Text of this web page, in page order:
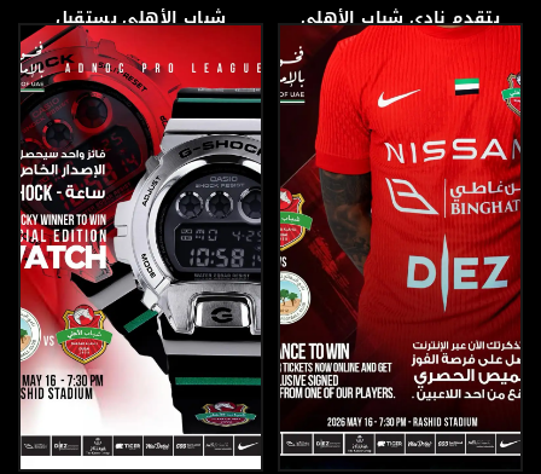
يتقدم نادي شباب الأهلي
بالتهنئة إلى نادي العين
22 مايو، 2026
شباب الأهلي يستقبل
مبادرة التزامكم سعادة
19 مايو، 2026